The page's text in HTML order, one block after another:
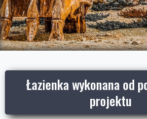
Łazienka wykonana od
projektu